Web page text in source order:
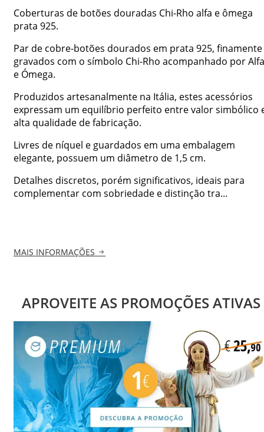
Coberturas de botões douradas Chi-Rho alfa e ômega
prata 925.
Par de cobre-botões dourados em prata 925, finamente
gravados com o símbolo Chi-Rho acompanhado por Alfa
e Ómega.
Produzidos artesanalmente na Itália, estes acessórios
expressam um equilíbrio perfeito entre valor simbólico
alta qualidade de fabricação.
Livres de níquel e guardados em uma embalagem
elegante, possuem um diâmetro de 1,5 cm.
Detalhes discretos, porém significativos, ideais para
complementar com sobriedade e distinção tra...
MAIS INFORMAÇÕES
APROVEITE AS PROMOÇÕES ATIVAS